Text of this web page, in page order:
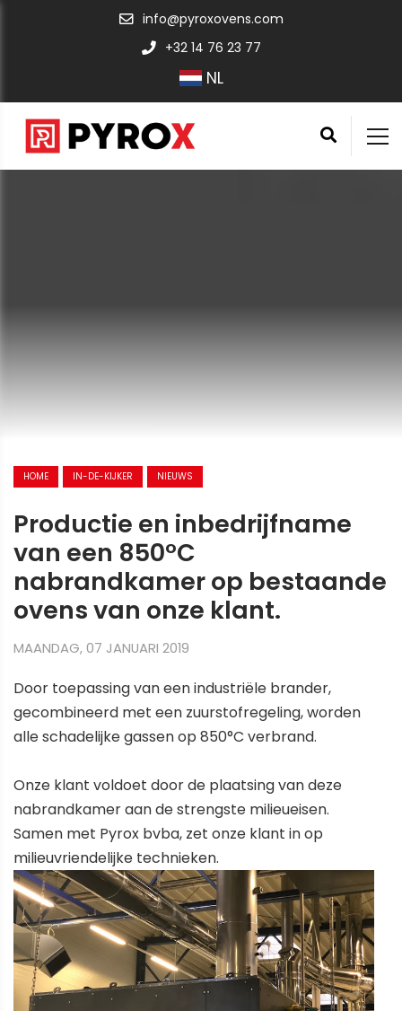
info@pyroxovens.com
+32 14 76 23 77
NL
HOME IN-DE-KIJKER NIEUWS
Productie en inbedrijfname
van een 850°C
nabrandkamer op bestaande
ovens van onze klant.
MAANDAG, 07 JANUARI 2019
Door toepassing van een industriële brander,
gecombineerd met een zuurstofregeling, worden
alle schadelijke gassen op 850°C verbrand.
Onze klant voldoet door de plaatsing van deze
nabrandkamer aan de strengste milieueisen.
Samen met Pyrox bvba, zet onze klant in op
milieuvriendelijke technieken.